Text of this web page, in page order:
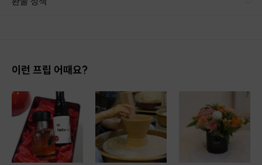
이런 프립 어때요?